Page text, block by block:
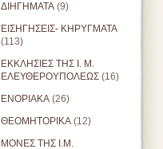
ΔΙΗΓΗΜΑΤΑ (9)
ΕΙΣΗΓΗΣΕΙΣ- ΚΗΡΥΓΜΑΤΑ
(113)
ΕΚΚΛΗΣΙΕΣ ΤΗΣ Ι. Μ.
ΕΛΕΥΘΕΡΟΥΠΟΛΕΩΣ (16)
ΕΝΟΡΙΑΚΑ (26)
ΘΕΟΜΗΤΟΡΙΚΑ (12)
ΜΟΝΕΣ ΤΗΣ Ι.Μ.